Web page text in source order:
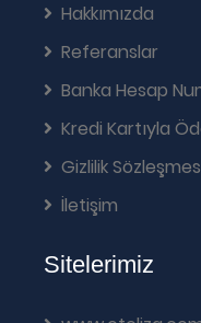
Hakkımızda
Referanslar
Banka Hesap
Kredi Kartıyla
Gizlilik
İletişim
Sitelerimiz